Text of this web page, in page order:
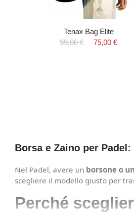
Tenax Bag Elite
99,00 €
75,00 €
Borsa e Zaino per
Nel Padel, avere un borsone o
scegliere il modello giusto per
Perché